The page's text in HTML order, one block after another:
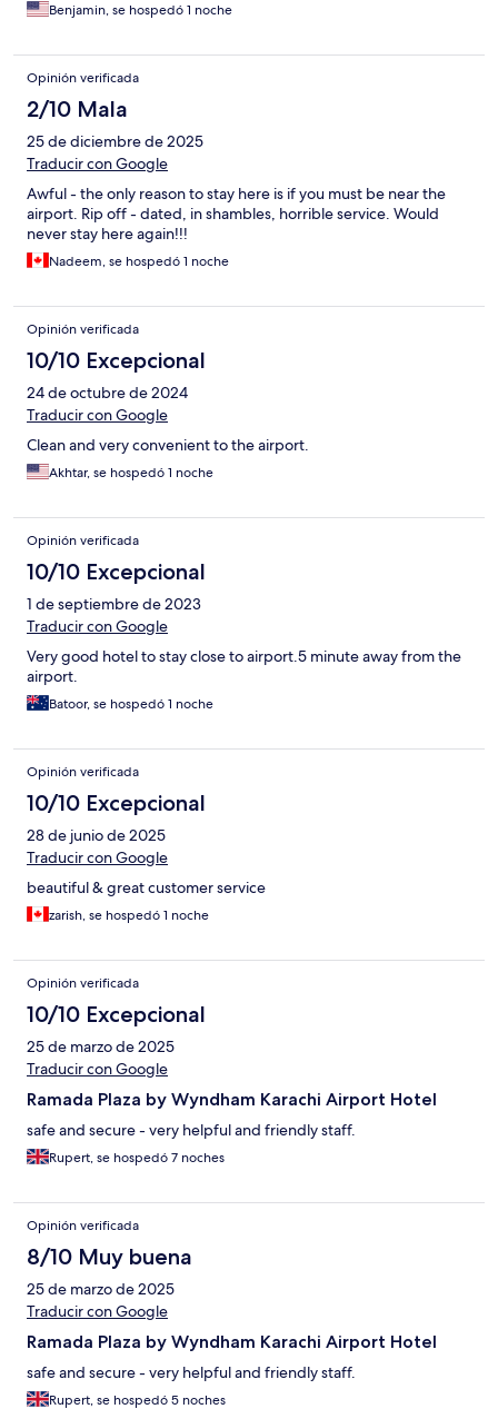
Benjamin, se hospedó 1 noche
Opinión verificada
2/10 Mala
25 de diciembre de 2025
Traducir con Google
Awful - the only reason to stay here is if you must be near the
airport. Rip off - dated, in shambles, horrible service. Would
never stay here again!!!
Nadeem, se hospedó 1 noche
Opinión verificada
10/10 Excepcional
24 de octubre de 2024
Traducir con Google
Clean and very convenient to the airport.
Akhtar, se hospedó 1 noche
Opinión verificada
10/10 Excepcional
1 de septiembre de 2023
Traducir con Google
Very good hotel to stay close to airport.5 minute away from the
airport.
Batoor, se hospedó 1 noche
Opinión verificada
10/10 Excepcional
28 de junio de 2025
Traducir con Google
beautiful & great customer service
zarish, se hospedó 1 noche
Opinión verificada
10/10 Excepcional
25 de marzo de 2025
Traducir con Google
Ramada Plaza by Wyndham Karachi Airport Hotel
safe and secure - very helpful and friendly staff.
Rupert, se hospedó 7 noches
Opinión verificada
8/10 Muy buena
25 de marzo de 2025
Traducir con Google
Ramada Plaza by Wyndham Karachi Airport Hotel
safe and secure - very helpful and friendly staff.
Rupert, se hospedó 5 noches